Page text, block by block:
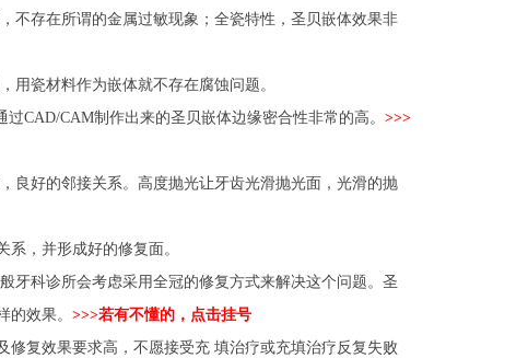
存在所谓的金属过敏现象；全瓷特性，圣贝嵌体效果非
瓷材料作为嵌体就不存在腐蚀问题。
CAD/CAM制作出来的圣贝嵌体边缘密合性非常的高。 >>>
好的邻接关系。高度抛光让牙齿光滑抛光面，光滑的抛
，并形成好的修复面。
科诊所会考虑采用全冠的修复方式来解决这个问题。圣
的效果。 >>>若有不懂的，点击挂号
修复效果要求高，不愿接受充 填治疗或充填治疗反复失败